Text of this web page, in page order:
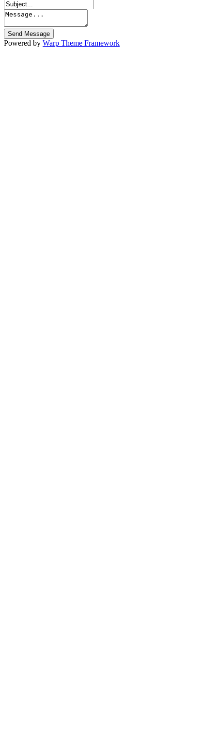
Powered by Warp Theme Framework